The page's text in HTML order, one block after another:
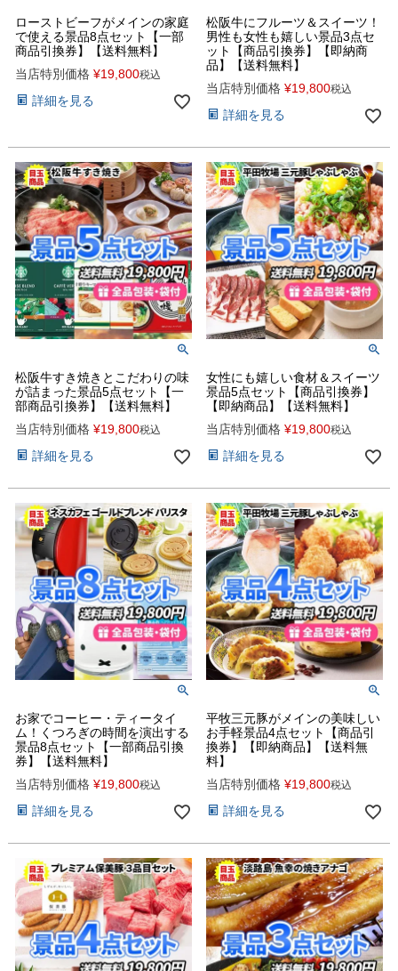
ローストビーフがメインの家庭
で使える景品8点セット【一部
商品引換券】【送料無料】
当店特別価格 ¥19,800税込
詳細を見る
松阪牛にフルーツ＆スイーツ！
男性も女性も嬉しい景品3点セ
ット【商品引換券】【即納商
品】【送料無料】
当店特別価格 ¥19,800税込
詳細を見る
松阪牛すき焼きとこだわりの味
が詰まった景品5点セット【一
部商品引換券】【送料無料】
当店特別価格 ¥19,800税込
詳細を見る
女性にも嬉しい食材＆スイーツ
景品5点セット【商品引換券】
【即納商品】【送料無料】
当店特別価格 ¥19,800税込
詳細を見る
お家でコーヒー・ティータイ
ム！くつろぎの時間を演出する
景品8点セット【一部商品引換
券】【送料無料】
当店特別価格 ¥19,800税込
詳細を見る
平牧三元豚がメインの美味しい
お手軽景品4点セット【商品引
換券】【即納商品】【送料無
料】
当店特別価格 ¥19,800税込
詳細を見る